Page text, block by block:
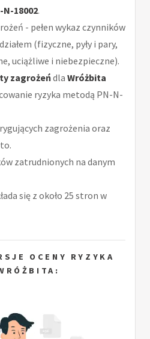
N-18002.
- pełen wykaz czynników
(fizyczne, pyły i pary,
uciążliwe i niebezpieczne).
zagrożeńdla Wróżbita
ryzyka metodą PN-N-
zagrożenia oraz
zatrudnionych na danym
się z około 25 stron w
OCENY RYZYKA